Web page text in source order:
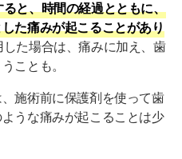
と、時間の経過とともに、
た痛みが起こることがあり
た場合は、痛みに加え、歯
ことも。
施術前に保護剤を使って歯
うな痛みが起こることは少